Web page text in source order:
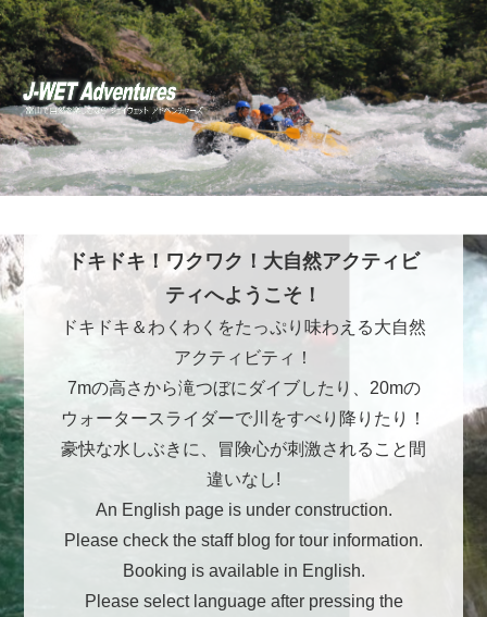
ドキドキ！ワクワク！大自然アクティビ
ティへようこそ！
ドキドキ＆わくわくをたっぷり味わえる大自然
アクティビティ！
7mの高さから滝つぼにダイブしたり、20mの
ウォータースライダーで川をすべり降りたり！
豪快な水しぶきに、冒険心が刺激されること間
違いなし!
An English page is under construction.
Please check the staff blog for tour information.
Booking is available in English.
Please select language after pressing the